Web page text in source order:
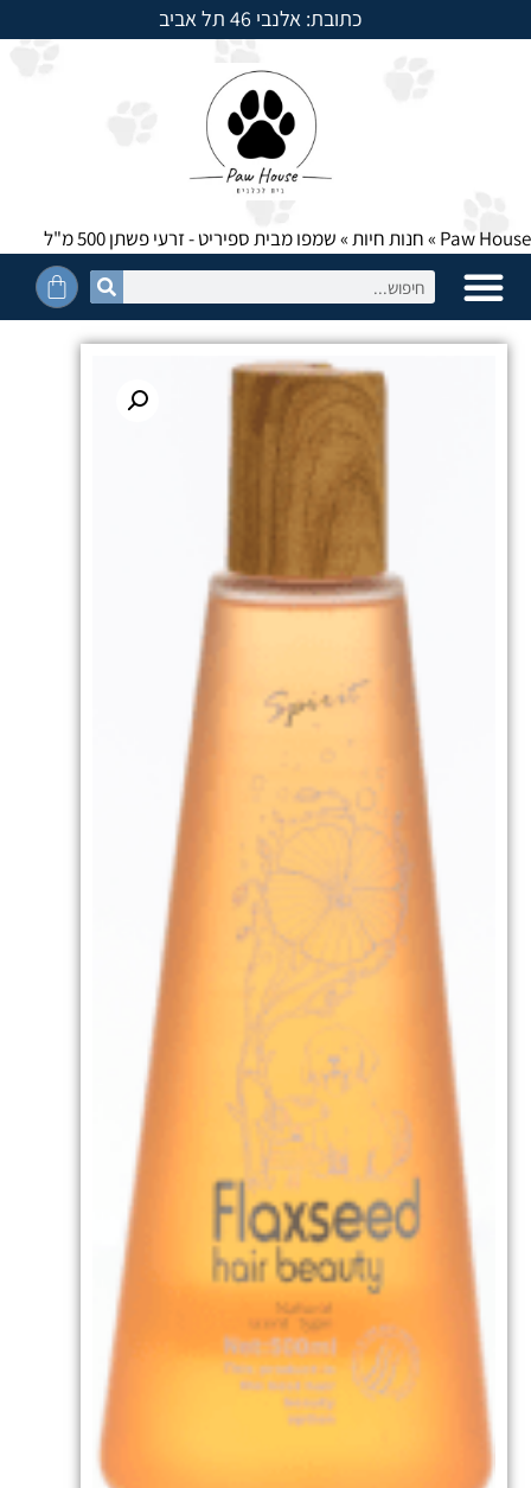
כתובת: אלנבי 46 תל אביב
למשלוחים חייגו: 054-5950525
Paw House
»חנות חיות»שמפו מבית ספיריט - זרעי פשתן 500 מ"ל